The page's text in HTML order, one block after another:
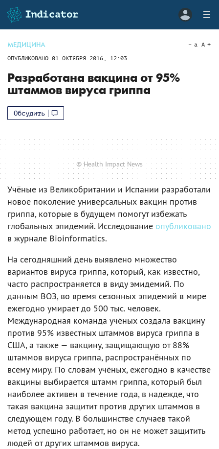
МЕДИЦИНА
ОПУБЛИКОВАНО 01 ОКТЯБРЯ 2016, 12:03
a A
Разработана вакцина от 95%
штаммов вируса гриппа
Обсудить
© Health Impact News
Учёные из Великобритании и Испании разработали
новое поколение универсальных вакцин против
гриппа, которые в будущем помогут избежать
глобальных эпидемий. Исследование опубликовано
в журнале Bioinformatics.
На сегодняшний день выявлено множество
вариантов вируса гриппа, который, как известно,
часто распространяется в виду эмидемий. По
данным ВОЗ, во время сезонных эпидемий в мире
ежегодно умирает до 500 тыс. человек.
Международная команда учёных создала вакцину
против 95% известных штаммов вируса гриппа в
США, а также — вакцину, защищающую от 88%
штаммов вируса гриппа, распространённых по
всему миру. По словам учёных, ежегодно в качестве
вакцины выбирается штамм гриппа, который был
наиболее активен в течение года, в надежде, что
такая вакцина защитит против других штаммов в
следующем году. В большинстве случаев такой
метод успешно работает, но он не может защитить
людей от других штаммов вируса.